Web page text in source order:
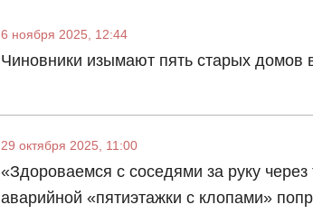
6 ноября 2025, 12:44
Чиновники изымают пять старых домов
29 октября 2025, 11:00
«Здороваемся с соседями за руку
аварийной «пятиэтажки с клопами»